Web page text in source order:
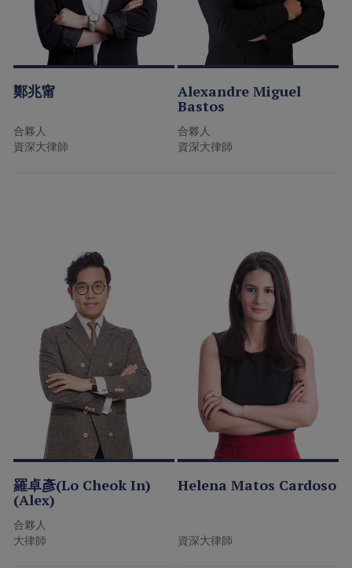
鄭兆甯
合夥人
資深大律師
Alexandre Miguel
Bastos
合夥人
資深大律師
羅卓彥(Lo Cheok In)
(Alex)
合夥人
大律師
Helena Matos Cardoso
資深大律師